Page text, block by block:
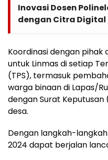
Inovasi Dosen
dengan Citra Digital
Koordinasi dengan pihak
untuk Linmas di setiap
(TPS), termasuk
warga binaan di Lapas/
dengan Surat Keputusan
desa.
Dengan langkah-
2024 dapat berjalan